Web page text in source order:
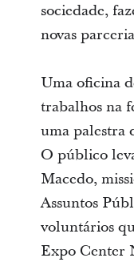
sociedade,
novas
Uma oficina
trabalhos na
uma palestra
O público
Macedo,
Assuntos
voluntários
Expo Center